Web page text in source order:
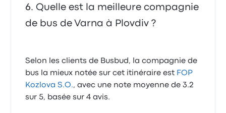
Quelle est la meilleure compagnie
de bus de Varna à Plovdiv ?
Selon les clients de Busbud, la compagnie de
bus la mieux notée sur cet itinéraire est FOP
Kozlova S.O., avec une note moyenne de 3.2
sur 5, basée sur 4 avis.